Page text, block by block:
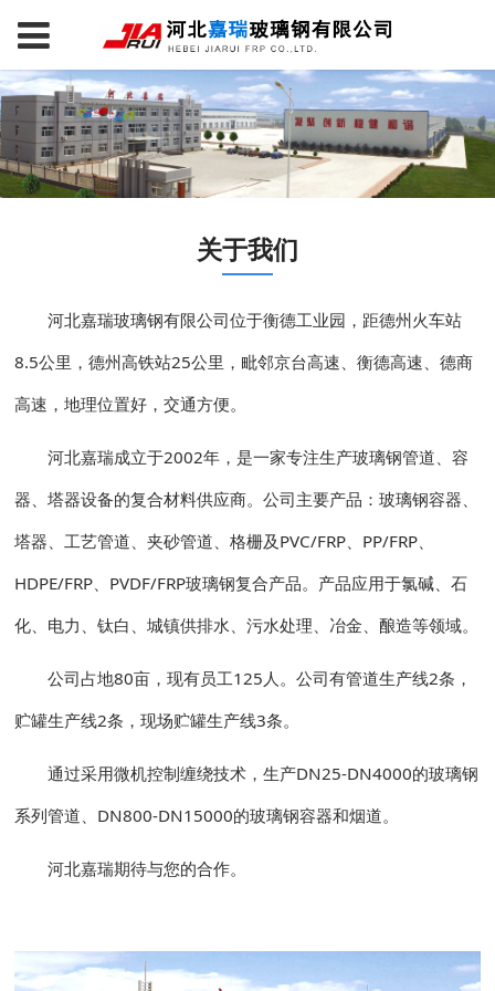
关于我们
河北嘉瑞玻璃钢有限公司位于衡德工业园，距德州火车站
8.5公里，德州高铁站25公里，毗邻京台高速、衡德高速、德商
高速，地理位置好，交通方便。
河北嘉瑞成立于2002年，是一家专注生产玻璃钢管道、容
器、塔器设备的复合材料供应商。公司主要产品：玻璃钢容器、
塔器、工艺管道、夹砂管道、格栅及PVC/FRP、PP/FRP、
HDPE/FRP、PVDF/FRP玻璃钢复合产品。产品应用于氯碱、石
化、电力、钛白、城镇供排水、污水处理、冶金、酿造等领域。
公司占地80亩，现有员工125人。公司有管道生产线2条，
贮罐生产线2条，现场贮罐生产线3条。
通过采用微机控制缠绕技术，生产DN25-DN4000的玻璃钢
系列管道、DN800-DN15000的玻璃钢容器和烟道。
河北嘉瑞期待与您的合作。